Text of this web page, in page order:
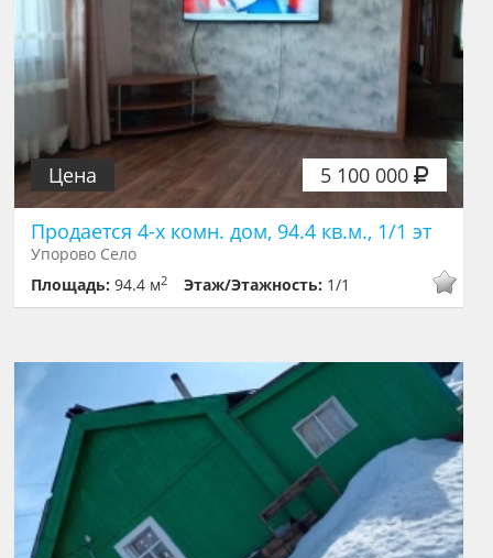
5 100 000
Цена
Продается 4-х комн. дом, 94.4 кв.м., 1/1 эт
Упорово Село
Площадь:94.4 м2 Этаж/Этажность: 1/1